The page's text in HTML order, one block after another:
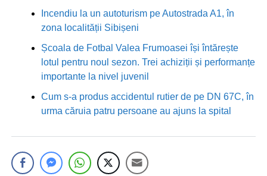
Incendiu la un autoturism pe Autostrada A1, în
zona localității Sibișeni
Școala de Fotbal Valea Frumoasei își întărește
lotul pentru noul sezon. Trei achiziții și performanțe
importante la nivel juvenil
Cum s-a produs accidentul rutier de pe DN 67C, în
urma căruia patru persoane au ajuns la spital